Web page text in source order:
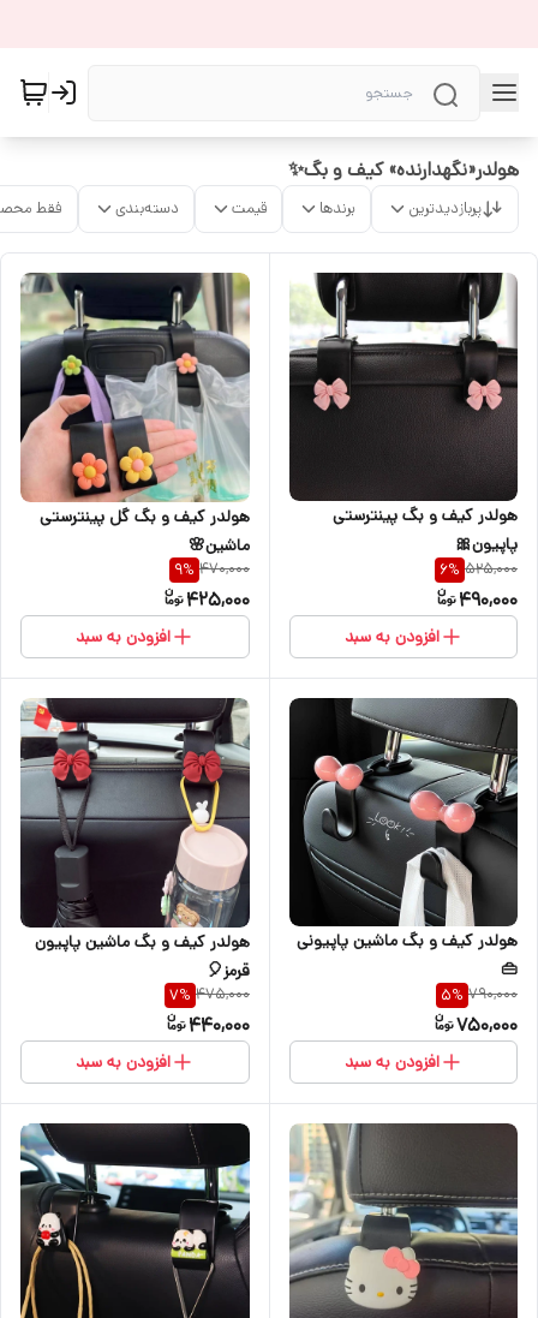
هولدر«نگهدارنده» کیف و بگ✨
پربازدیدترین برندها قیمت دسته‌بندی فقط
هولدر کیف و بگ پینترستی
پاپیون🎀
525,000
6%
490,000
افزودن به سبد
هولدر کیف و بگ گل پینترستی
ماشین🌸
470,000
9%
425,000
افزودن به سبد
هولدر کیف و بگ ماشین پاپیونی
👜
790,000
5%
750,000
افزودن به سبد
هولدر کیف و بگ ماشین پاپیون
قرمز🎈
475,000
7%
440,000
افزودن به سبد